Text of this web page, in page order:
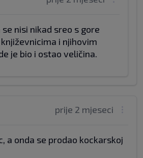
se nisi nikad sreo s gore
i njihovim
je bio i ostao veličina.
prije 2 mjeseci
a onda se prodao kockarskoj